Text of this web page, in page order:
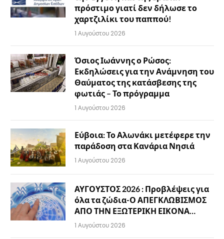
πρόστιμο γιατί δεν δήλωσε το
χαρτζιλίκι του παππού!
1 Αυγούστου 2026
Όσιος Ιωάννης ο Ρώσος:
Εκδηλώσεις για την Ανάμνηση του
Θαύματος της κατάσβεσης της
φωτιάς – Το πρόγραμμα
1 Αυγούστου 2026
Εύβοια: Το Αλωνάκι μετέφερε την
παράδοση στα Κανάρια Νησιά
1 Αυγούστου 2026
ΑΥΓΟΥΣΤΟΣ 2026 : Προβλέψεις για
όλα τα ζώδια-Ο ΑΠΕΓΚΛΩΒΙΣΜΟΣ
ΑΠΟ ΤΗΝ ΕΞΩΤΕΡΙΚΗ ΕΙΚΟΝΑ…
1 Αυγούστου 2026